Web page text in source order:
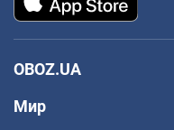
OBOZ.UA
Мир